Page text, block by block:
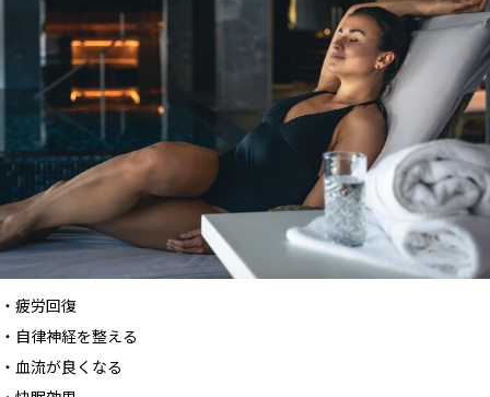
・疲労回復
・自律神経を整える
・血流が良くなる